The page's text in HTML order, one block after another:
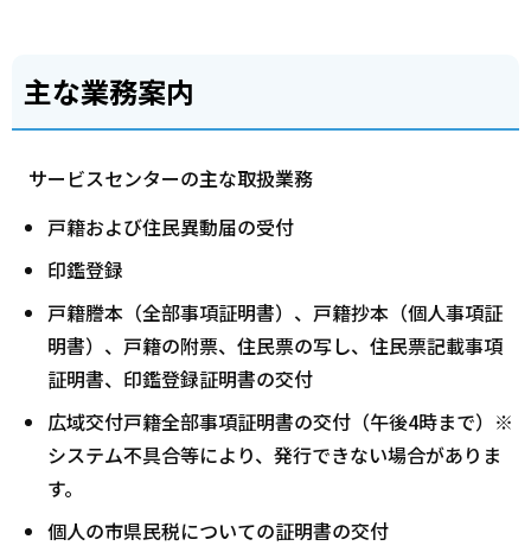
主な業務案内
サービスセンターの主な取扱業務
戸籍および住民異動届の受付
印鑑登録
戸籍謄本（全部事項証明書）、戸籍抄本（個人事項証
明書）、戸籍の附票、住民票の写し、住民票記載事項
証明書、印鑑登録証明書の交付
広域交付戸籍全部事項証明書の交付（午後4時まで）※
システム不具合等により、発行できない場合がありま
す。
個人の市県民税についての証明書の交付